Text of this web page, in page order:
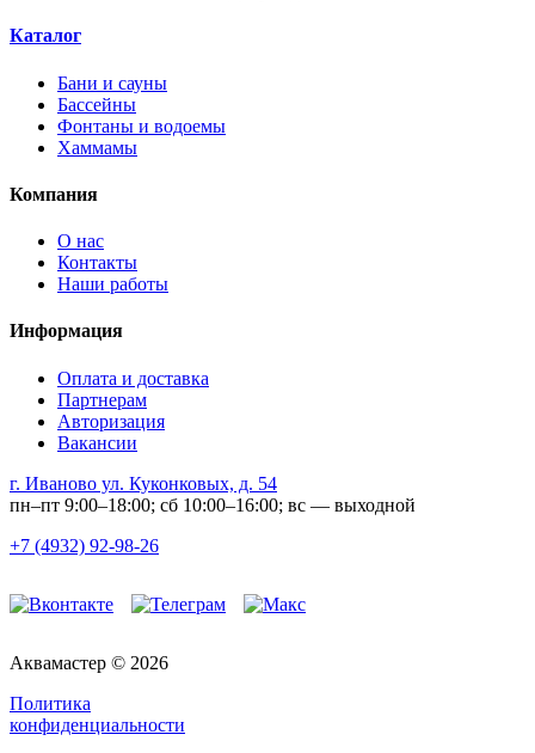
Каталог
Бани и сауны
Бассейны
Фонтаны и водоемы
Хаммамы
Компания
О нас
Контакты
Наши работы
Информация
Оплата и доставка
Партнерам
Авторизация
Вакансии
г. Иваново ул. Куконковых, д. 54
пн–пт 9:00–18:00; сб 10:00–16:00; вс — выходной
+7 (4932) 92-98-26
Аквамастер © 2026
Политика
конфиденциальности